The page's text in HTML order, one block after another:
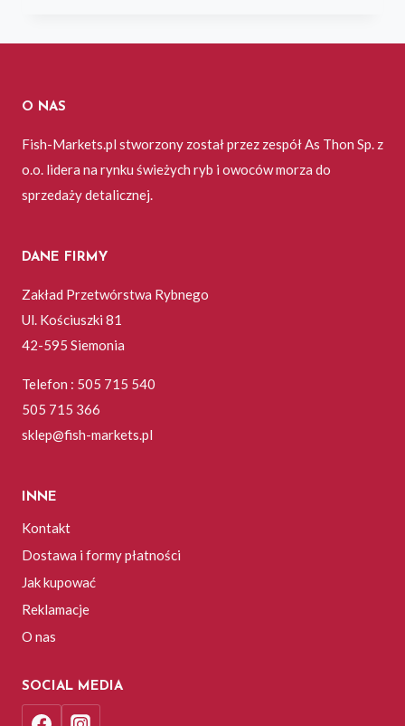
O NAS
Fish-Markets.pl stworzony został przez zespół As Thon Sp. z
o.o. lidera na rynku świeżych ryb i owoców morza do
sprzedaży detalicznej.
DANE FIRMY
Zakład Przetwórstwa Rybnego
Ul. Kościuszki 81
42-595 Siemonia
Telefon : 505 715 540
505 715 366
sklep@fish-markets.pl
INNE
Kontakt
Dostawa i formy płatności
Jak kupować
Reklamacje
O nas
SOCIAL MEDIA